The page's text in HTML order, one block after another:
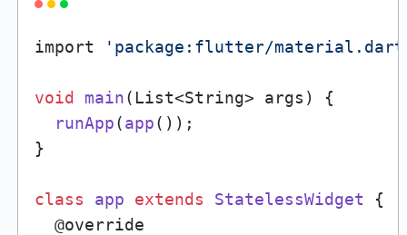
import 'package:flutter/
void main(List<String> args) {
runApp(app());
}
class app extends StatelessWidget
{
  @override